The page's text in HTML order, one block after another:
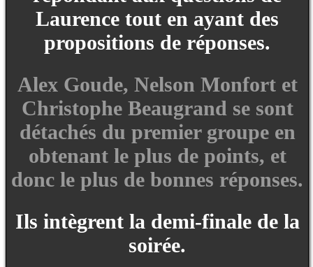
Laurence tout en ayant des
propositions de réponses.
Alex Goude, Nelson Monfort et
Christophe Beaugrand se sont
détachés du premier groupe en
obtenant le plus de points, et
donc le plus de bonnes réponses.
Ils intègrent la demi-finale de la
soirée.